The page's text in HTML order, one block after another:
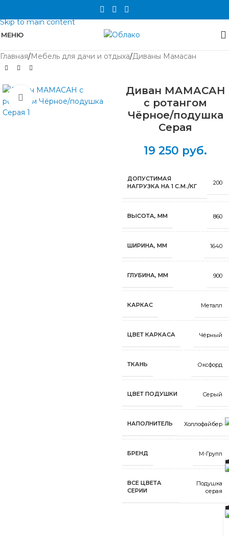
Skip to main content
МЕНЮ
Главная/Мебель для дачи и отдыха/Диваны Мамасан
Нажмите, чтобы увеличить
Диван МАМАСАН
с ротангом
Чёрное/подушка
Серая
19 250 руб.
ДОПУСТИМАЯ
НАГРУЗКА НА 1 С.М./КГ
200
ВЫСОТА, ММ 860
ШИРИНА, ММ 1640
ГЛУБИНА, ММ 900
КАРКАС Металл
ЦВЕТ КАРКАСА Чёрный
ТКАНЬ Оксфорд
ЦВЕТ ПОДУШКИ Серый
НАПОЛНИТЕЛЬ Холлофайбер
БРЕНД М-Групп
ВСЕ ЦВЕТА
СЕРИИ
Подушка
серая